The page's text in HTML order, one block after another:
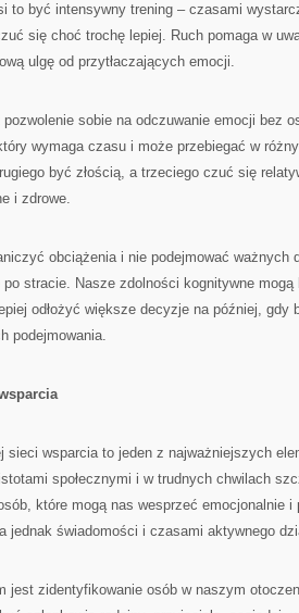
to być intensywny trening – czasami
się choć trochę lepiej. Ruch pomaga w
ulgę od przytłaczających emocji.
pozwolenie sobie na odczuwanie emocji bez
wymaga czasu i może przebiegać w
być złością, a trzeciego czuć się
i zdrowe.
obciążenia i nie podejmować ważnych
stracie. Nasze zdolności kognitywne
odłożyć większe decyzje na później, gdy
podejmowania.
sieci wsparcia to jeden z najważniejszych
społecznymi i w trudnych chwilach
które mogą nas wesprzeć emocjonalnie i
jednak świadomości i czasami aktywnego
jest zidentyfikowanie osób w naszym